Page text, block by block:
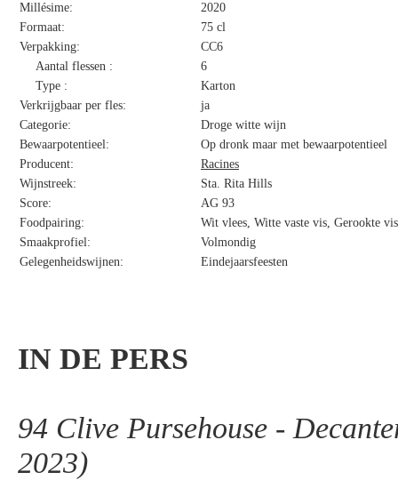
Millésime:
2020
Formaat:
75 cl
Verpakking:
CC6
Aantal flessen :
6
Type :
Karton
Verkrijgbaar per fles:
ja
Categorie:
Droge witte wijn
Bewaarpotentieel:
Op dronk maar met bewaarpotentieel
Producent:
Racines
Wijnstreek:
Sta. Rita Hills
Score:
AG 93
Foodpairing:
Wit vlees, Witte vaste vis, Gerookte
Smaakprofiel:
Volmondig
Gelegenheidswijnen:
Eindejaarsfeesten
IN DE PERS
94 Clive Pursehouse -
2023)